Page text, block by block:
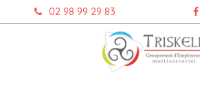
au
02 98 99 29 83